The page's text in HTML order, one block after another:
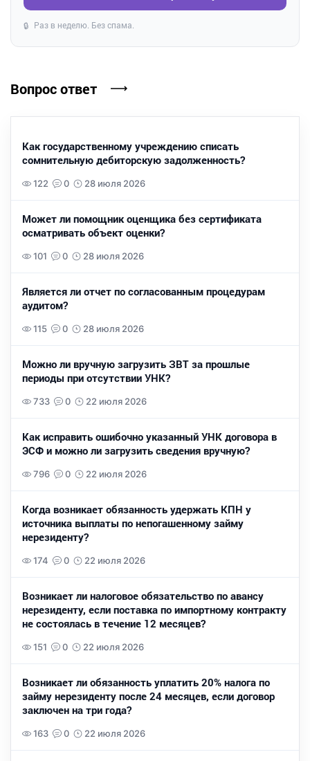
🔒 Раз в неделю. Без спама.
Вопрос ответ
Как государственному учреждению списать
сомнительную дебиторскую задолженность?
122 0 28 июля 2026
Может ли помощник оценщика без сертификата
осматривать объект оценки?
101 0 28 июля 2026
Является ли отчет по согласованным процедурам
аудитом?
115 0 28 июля 2026
Можно ли вручную загрузить ЗВТ за прошлые
периоды при отсутствии УНК?
733 0 22 июля 2026
Как исправить ошибочно указанный УНК договора в
ЭСФ и можно ли загрузить сведения вручную?
796 0 22 июля 2026
Когда возникает обязанность удержать КПН у
источника выплаты по непогашенному займу
нерезиденту?
174 0 22 июля 2026
Возникает ли налоговое обязательство по авансу
нерезиденту, если поставка по импортному контракту
не состоялась в течение 12 месяцев?
151 0 22 июля 2026
Возникает ли обязанность уплатить 20% налога по
займу нерезиденту после 24 месяцев, если договор
заключен на три года?
163 0 22 июля 2026